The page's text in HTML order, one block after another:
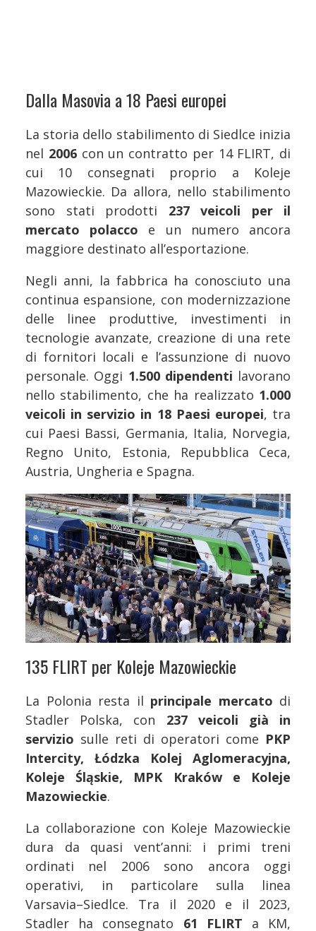
Dalla Masovia a 18 Paesi europei
La storia dello stabilimento di Siedlce inizia
nel 2006con un contratto per 14 FLIRT, di
cui 10 consegnati proprio a Koleje
Mazowieckie. Da allora, nello stabilimento
sono stati prodotti 237 veicoli per il
mercato polacco e un numero ancora
maggiore destinato all’esportazione.
Negli anni, la fabbrica ha conosciuto una
continua espansione, con modernizzazione
delle linee produttive, investimenti in
tecnologie avanzate, creazione di una rete
di fornitori locali e l’assunzione di nuovo
personale. Oggi 1.500 dipendenti lavorano
nello stabilimento, che ha realizzato 1.000
veicoli in servizio in 18 Paesi europei, tra
cui Paesi Bassi, Germania, Italia, Norvegia,
Regno Unito, Estonia, Repubblica Ceca,
Austria, Ungheria e Spagna.
135 FLIRT per Koleje Mazowieckie
La Polonia resta il principale mercato di
Stadler Polska, con 237 veicoli già in
servizio sulle reti di operatori come PKP
Intercity, Łódzka Kolej Aglomeracyjna,
Koleje Śląskie, MPK Kraków e Koleje
Mazowieckie.
La collaborazione con Koleje Mazowieckie
dura da quasi vent’anni: i primi treni
ordinati nel 2006 sono ancora oggi
operativi, in particolare sulla linea
Varsavia–Siedlce. Tra il 2020 e il 2023,
Stadler ha consegnato 61 FLIRT a KM,